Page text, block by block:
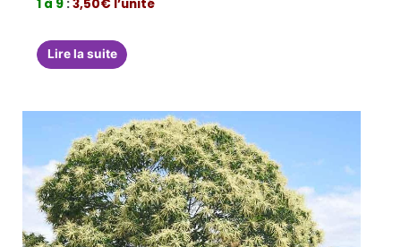
1 à 9 :3,50€ l’unité
Lire la suite